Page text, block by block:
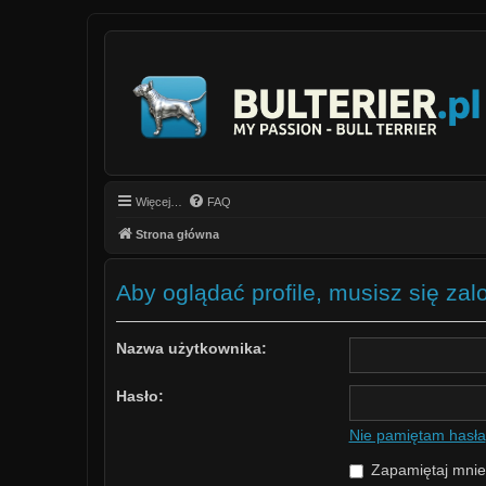
Więcej… FAQ
Strona główna
Aby oglądać profile, musisz się
Nazwa użytkownika:
Hasło:
Nie pamiętam hasła
Zapamiętaj mnie